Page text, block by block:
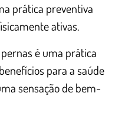
prática preventiva
ativas.
é uma prática
para a saúde
sensação de bem-